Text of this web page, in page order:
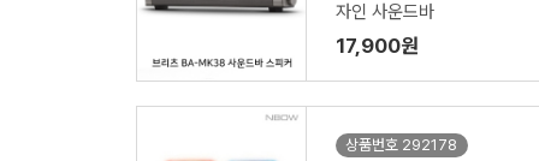
자인 사운드바
17,900원
상품번호 292178